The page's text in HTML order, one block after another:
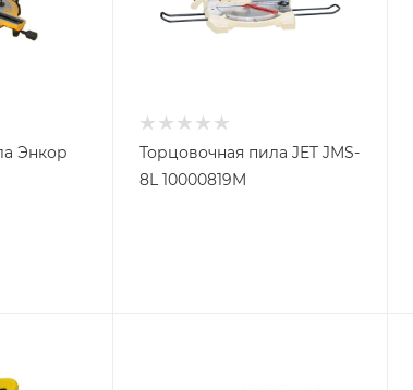
Энкор
Торцовочная пила JET JMS-
8L 10000819M